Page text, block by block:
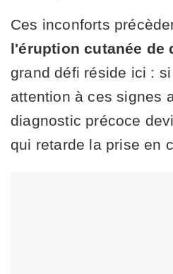
Ces inconforts
l'éruption cutanée de
grand défi réside ici :
attention à ces signes
diagnostic précoce
qui retarde la prise en